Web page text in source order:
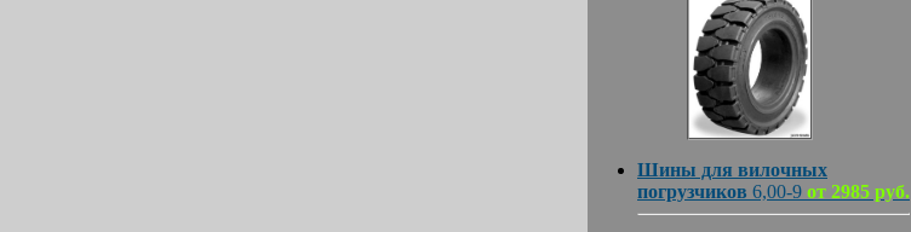
Шины для вилочных
погрузчиков 6,00-9 от 2985 руб.